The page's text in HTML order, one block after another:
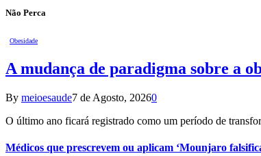
Não Perca
Obesidade
A mudança de paradigma sobre a
By meioesaude7 de Agosto, 20260
O último ano ficará registrado como um período de
Médicos que prescrevem ou aplicam ‘Mounjaro